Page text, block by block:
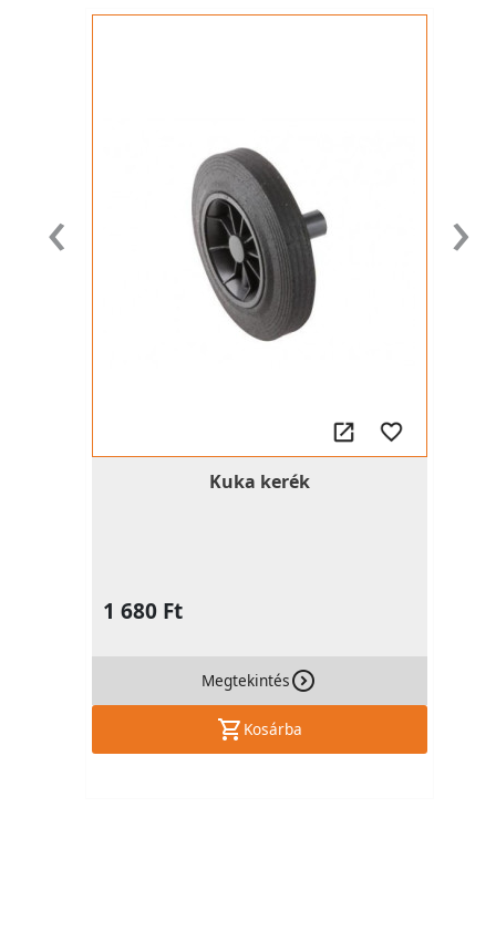
Kuka kerék
1 680 Ft
Megtekintés
Kosárba
‹ ›